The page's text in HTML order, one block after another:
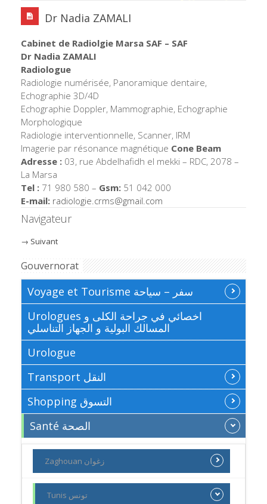
Dr Nadia ZAMALI
Cabinet de Radiolgie Marsa SAF – SAF
Dr Nadia ZAMALI
Radiologue
Radiologie numérisée, Panoramique dentaire,
Echographie 3D/4D
Echographie Doppler, Mammographie, Echographie
Morphologique
Radiologie interventionnelle, Scanner, IRM
Imagerie par résonance magnétique Cone Beam
Adresse : 03, rue Abdelhafidh el mekki – RDC, 2078 –
La Marsa
Tel : 71 980 580 – Gsm: 51 042 000
E-mail: radiologie.crms@gmail. com
Navigateur
→ Suivant
Gouvernorat
Voyage et Tourisme سفر – سياحة
Urologues اخصائي في جراحة الكلى و
المسالك البولية و الجهاز التناسلي
Urologue
Transport النقل
Shopping التسوق
Santé الصحة
Zaghouan زغوان
Tunis تونس